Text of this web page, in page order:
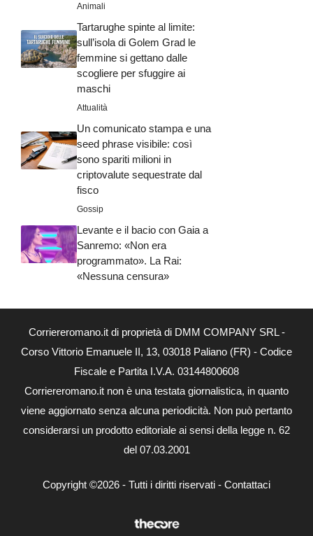
Animali
Tartarughe spinte al limite:
sull’isola di Golem Grad le
femmine si gettano dalle
scogliere per sfuggire ai
maschi
Attualità
Un comunicato stampa e una
seed phrase visibile: così
sono spariti milioni in
criptovalute sequestrate dal
fisco
Gossip
Levante e il bacio con Gaia a
Sanremo: «Non era
programmato». La Rai:
«Nessuna censura»
Corriereromano.it di proprietà di DMM COMPANY SRL -
Corso Vittorio Emanuele II, 13, 03018 Paliano (FR) - Codice
Fiscale e Partita I.V.A. 03144800608
Corriereromano.it non è una testata giornalistica, in quanto
viene aggiornato senza alcuna periodicità. Non può pertanto
considerarsi un prodotto editoriale ai sensi della legge n. 62
del 07.03.2001
Copyright ©2026 - Tutti i diritti riservati - Contattaci